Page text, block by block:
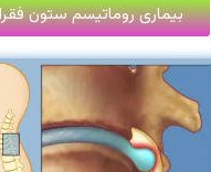
بیماری روماتیسم ستون